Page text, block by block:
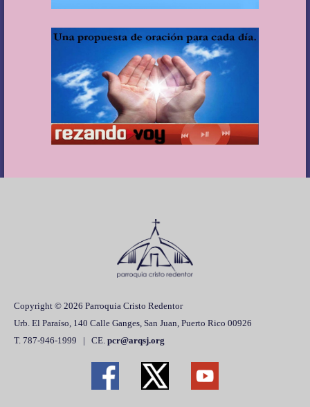
Copyright © 2026 Parroquia Cristo Redentor
Urb. El Paraíso, 140 Calle Ganges, San Juan, Puerto Rico 00926
T. 787-946-1999 | CE. pcr@arqsj.org